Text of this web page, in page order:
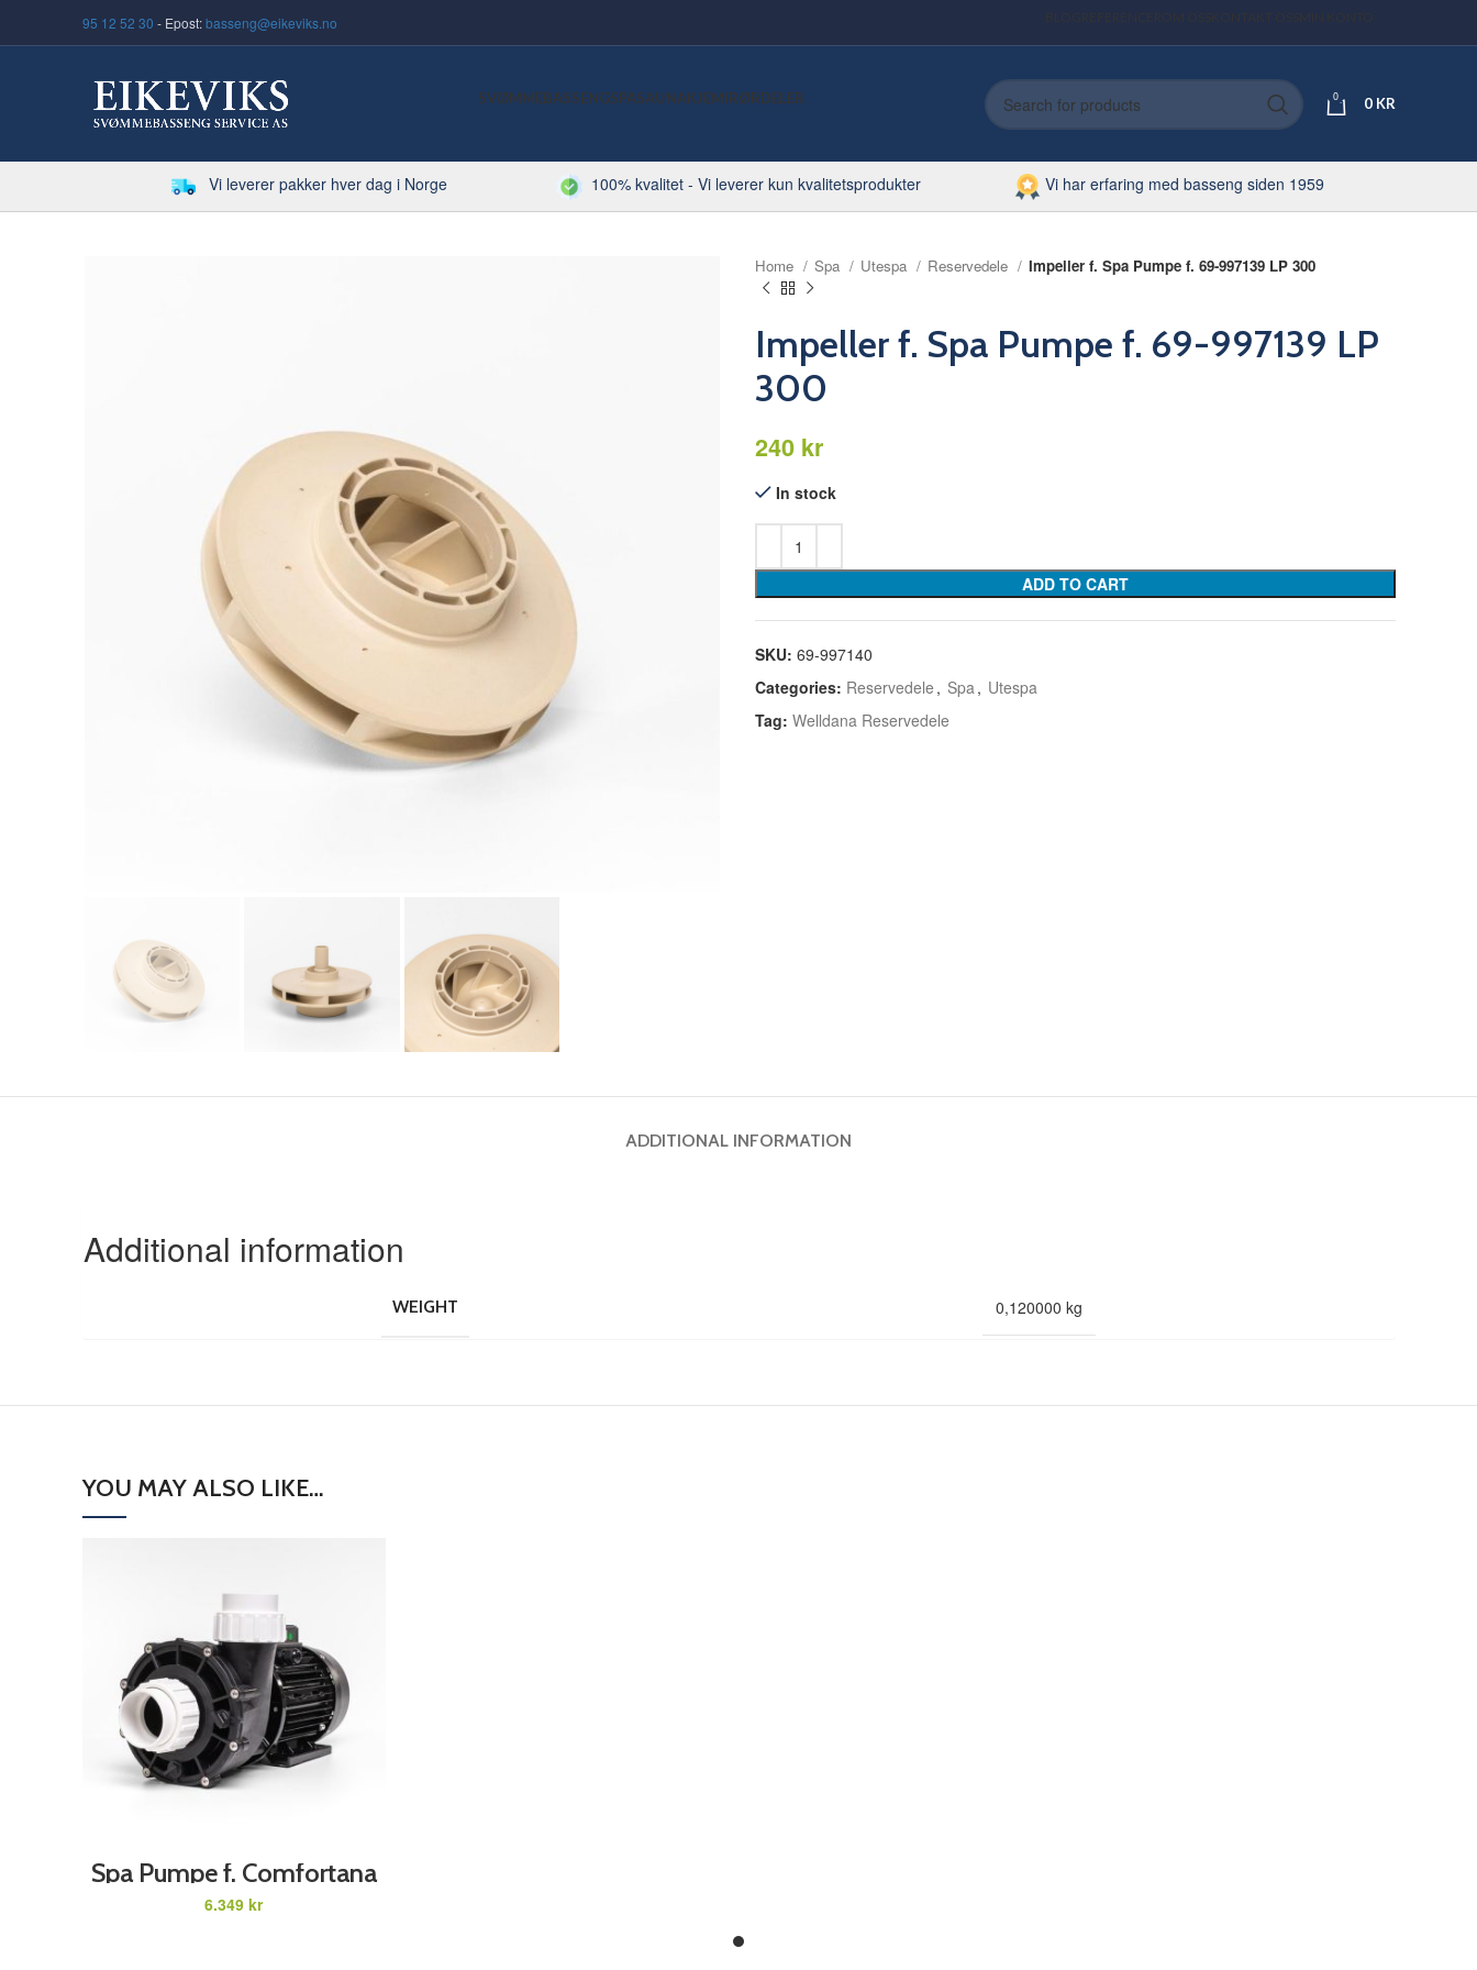
95 12 52 30 - Epost:basseng@eikeviks.no
SVØMMEBASSENGSPASAUNAKJEMIRØRDELER 0 0 KR
Vi leverer pakker hver dag i Norge 100% kvalitet - Vi leverer kun kvalitetsprodukter Vi har erfaring med basseng siden 1959
Home Spa Utespa Reservedele Impeller f. Spa Pumpe f. 69-997139 LP 300
Impeller f. Spa Pumpe f. 69-997139 LP
300
kr
In stock
ADD TO CART
SKU: 69-997140
Categories: Reservedele , Spa , Utespa
Tag: Welldana Reservedele
ADDITIONAL INFORMATION
Additional information
WEIGHT 0,120000 kg
YOU MAY ALSO LIKE…
Spa Pumpe f. Comfortana
ProX 3HK /2,2 W 230 V
kr